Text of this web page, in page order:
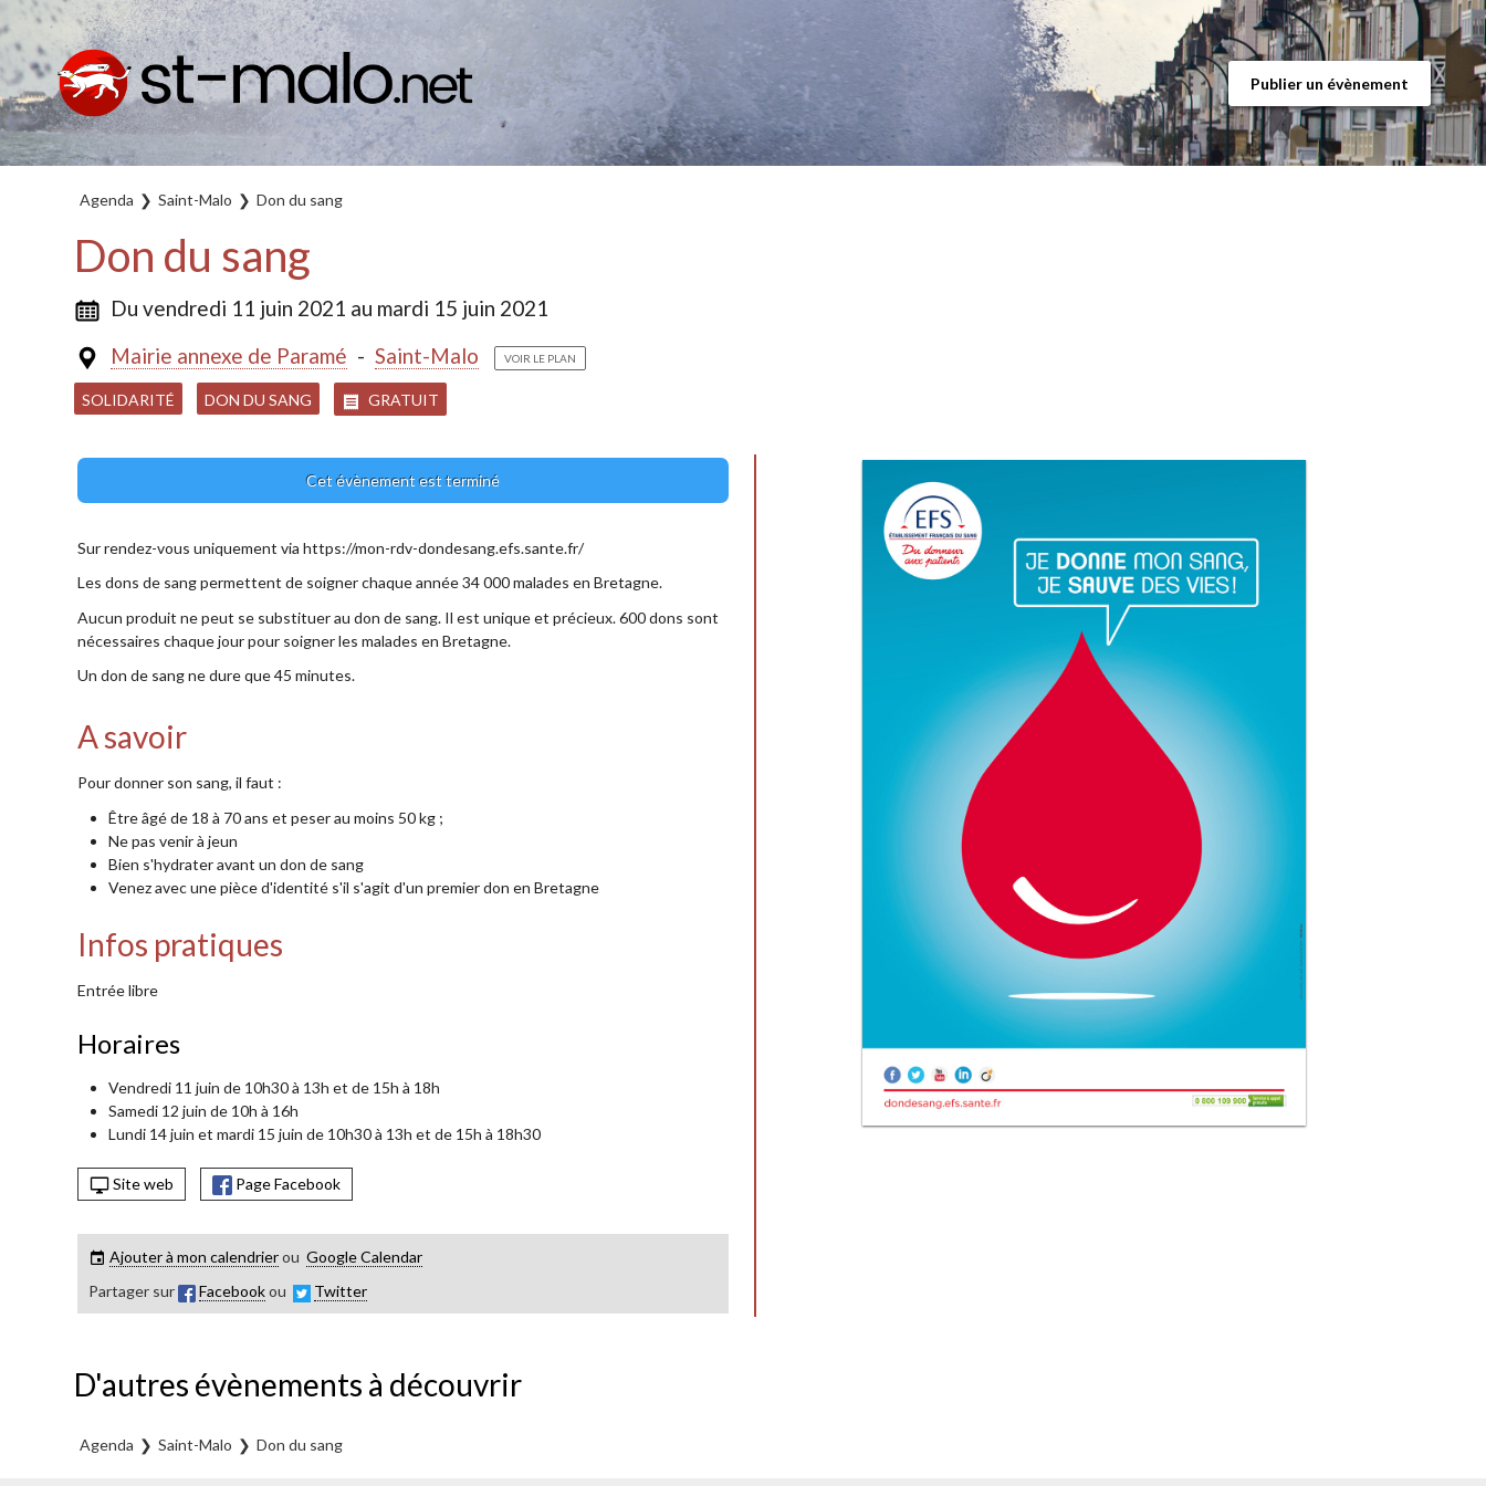
Publier un évènement
Agenda Saint-Malo Don du sang
Don du sang
Du vendredi 11 juin 2021 au mardi 15 juin 2021
Mairie annexe de Paramé - Saint-Malo VOIR LE PLAN
SOLIDARITÉ DON DU SANG GRATUIT
Cet évènement est terminé
Sur rendez-vous uniquement via https://mon-rdv-dondesang.efs.sante.fr/
Les dons de sang permettent de soigner chaque année 34 000 malades en Bretagne.
Aucun produit ne peut se substituer au don de sang. Il est unique et précieux. 600 dons sont
nécessaires chaque jour pour soigner les malades en Bretagne.
Un don de sang ne dure que 45 minutes.
A savoir
Pour donner son sang, il faut :
Être âgé de 18 à 70 ans et peser au moins 50 kg ;
Ne pas venir à jeun
Bien s'hydrater avant un don de sang
Venez avec une pièce d'identité s'il s'agit d'un premier don en Bretagne
Infos pratiques
Entrée libre
Horaires
Vendredi 11 juin de 10h30 à 13h et de 15h à 18h
Samedi 12 juin de 10h à 16h
Lundi 14 juin et mardi 15 juin de 10h30 à 13h et de 15h à 18h30
Site web Page Facebook
Ajouter à mon calendrierou Google Calendar
Partager sur
Facebookou Twitter
D'autres évènements à découvrir
Agenda Saint-Malo Don du sang